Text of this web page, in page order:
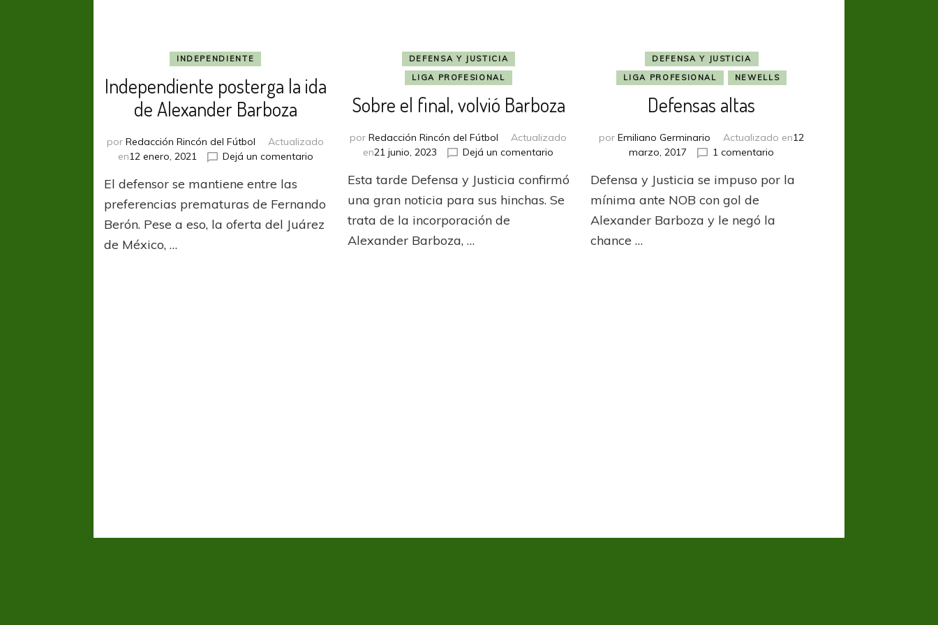
INDEPENDIENTE
Independiente posterga la ida
de Alexander Barboza
porRedacción Rincón del Fútbol
Actualizado
en12 enero, 2021 Dejá un comentarioen
posterga
la
de
Alexander
El defensor se mantiene entre las
preferencias prematuras de Fernando
Berón. Pese a eso, la oferta del Juárez
de México, …
DEFENSA Y JUSTICIA
LIGA PROFESIONAL
Sobre el final, volvió Barboza
porRedacción Rincón del Fútbol
Actualizado
en21 junio, 2023 Dejá un comentario
el
final,
Barboza
Esta tarde Defensa y Justicia confirmó
una gran noticia para sus hinchas. Se
trata de la incorporación de
Alexander Barboza, …
DEFENSA Y JUSTICIA
LIGA PROFESIONAL
NEWELLS
Defensas altas
porEmiliano Germinario Actualizado en12
marzo, 2017
1 comentario
altas
Defensa y Justicia se impuso por la
mínima ante NOB con gol de
Alexander Barboza y le negó la
chance …